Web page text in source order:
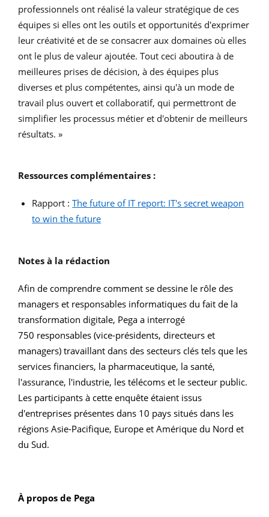
professionnels ont réalisé la valeur stratégique de ces
équipes si elles ont les outils et opportunités d'exprimer
leur créativité et de se consacrer aux domaines où elles
ont le plus de valeur ajoutée. Tout ceci aboutira à de
meilleures prises de décision, à des équipes plus
diverses et plus compétentes, ainsi qu'à un mode de
travail plus ouvert et collaboratif, qui permettront de
simplifier les processus métier et d'obtenir de meilleurs
résultats. »
Ressources complémentaires :
Rapport :The future of IT report: IT's secret weapon
to win the future
Notes à la rédaction
Afin de comprendre comment se dessine le rôle des
managers et responsables informatiques du fait de la
transformation digitale, Pega a interrogé
750 responsables (vice-présidents, directeurs et
managers) travaillant dans des secteurs clés tels que les
services financiers, la pharmaceutique, la santé,
l'assurance, l'industrie, les télécoms et le secteur public.
Les participants à cette enquête étaient issus
d'entreprises présentes dans 10 pays situés dans les
régions Asie-Pacifique, Europe et Amérique du Nord et
du Sud.
À propos de Pega